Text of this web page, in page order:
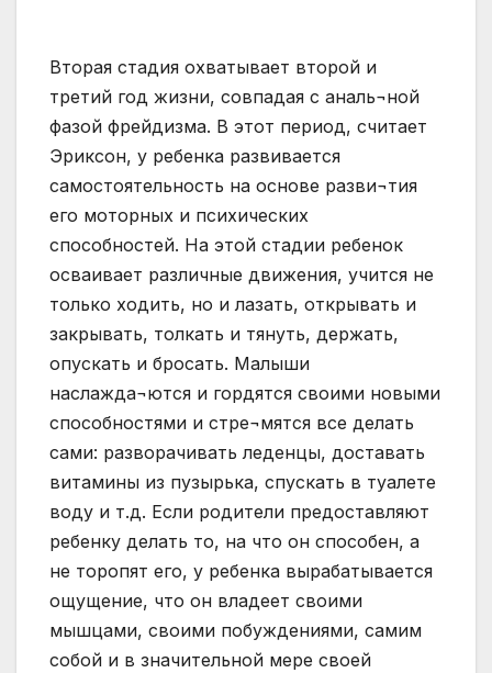
Вторая стадия охватывает второй и
третий год жизни, совпадая с аналь¬ной
фазой фрейдизма. В этот период, считает
Эриксон, у ребенка развивается
самостоятельность на основе разви¬тия
его моторных и психических
способностей. На этой стадии ребенок
осваивает различные движения, учится не
только ходить, но и лазать, открывать и
закрывать, толкать и тянуть, держать,
опускать и бросать. Малыши
наслажда¬ются и гордятся своими новыми
способностями и стре¬мятся все делать
сами: разворачивать леденцы, доставать
витамины из пузырька, спускать в туалете
воду и т.д. Если родители предоставляют
ребенку делать то, на что он способен, a
не торопят его, у ребенка вырабатывается
ощущение, что он владеет своими
мышцами, своими побуждениями, самим
собой и в значительной мере своей